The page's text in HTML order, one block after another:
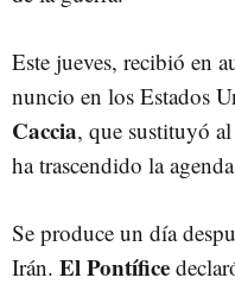
Este jueves, recibió en
nuncio en los Estados
Caccia, que sustituyó
ha trascendido la
Se produce un día
Irán. El Pontífice